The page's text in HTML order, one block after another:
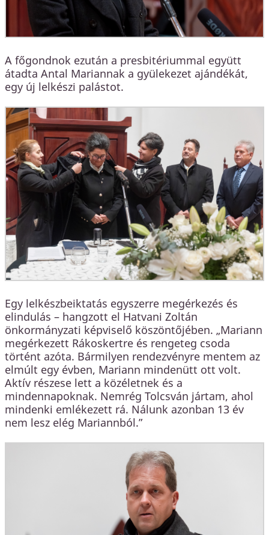
A főgondnok ezután a presbitériummal együtt
átadta Antal Mariannak a gyülekezet ajándékát,
egy új lelkészi palástot.
Egy lelkészbeiktatás egyszerre megérkezés és
elindulás – hangzott el Hatvani Zoltán
önkormányzati képviselő köszöntőjében. „Mariann
megérkezett Rákoskertre és rengeteg csoda
történt azóta. Bármilyen rendezvényre mentem az
elmúlt egy évben, Mariann mindenütt ott volt.
Aktív részese lett a közéletnek és a
mindennapoknak. Nemrég Tolcsván jártam, ahol
mindenki emlékezett rá. Nálunk azonban 13 év
nem lesz elég Mariannból.”